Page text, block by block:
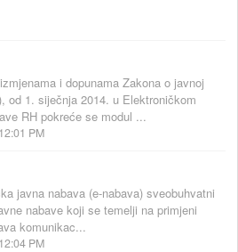
i dopunama Zakona o javnoj
od 1. siječnja 2014. u Elektroničkom
RH pokreće se modul ...
PM
javna nabava (e-nabava) sveobuhvatni
nabave koji se temelji na primjeni
komunikac...
PM